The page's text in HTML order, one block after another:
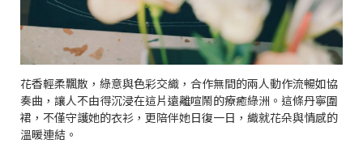
花香輕柔飄散，綠意與色彩交織，合作無間的兩人動作流暢如協
奏曲，讓人不由得沉浸在這片遠離喧鬧的療癒綠洲。這條丹寧圍
裙，不僅守護她的衣衫，更陪伴她日復一日，織就花朵與情感的
溫暖連結。